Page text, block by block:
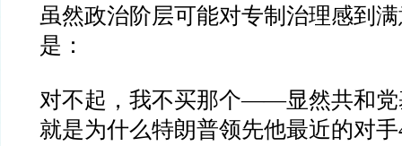
虽然政治阶层可能对专制治理感到
是：
对不起，我不买那个——显然共和
就是为什么特朗普领先他最近的对手